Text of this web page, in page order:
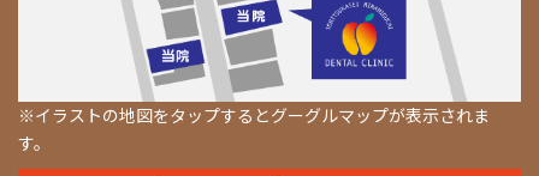
※イラストの地図をタップするとグーグルマップが表示されま
す。